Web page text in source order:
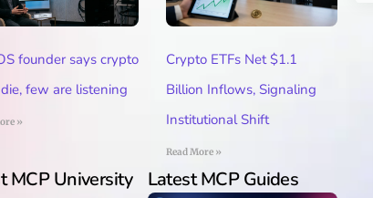
founder says crypto
few are listening
»
Crypto ETFs Net $1.1
Billion Inflows, Signaling
Institutional Shift
Read More »
MCP University
Latest MCP Guides